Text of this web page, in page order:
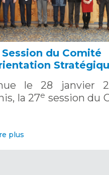
Session du Comité
le 28 janvier
la 27e session du
plus